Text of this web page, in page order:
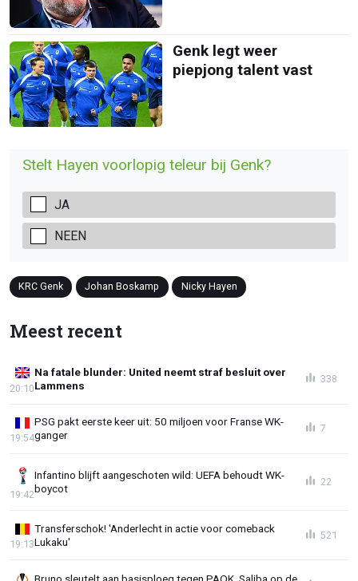
Genk legt weer
piepjong talent vast
Stelt Hayen voorlopig teleur bij Genk?
JA
NEEN
KRC Genk Johan Boskamp Nicky Hayen
Meest recent
Na fatale blunder: United neemt straf besluit over
Lammens
20:10
338
PSG pakt eerste keer uit: 50 miljoen voor Franse WK-
ganger
19:54
7
Infantino blijft aangeschoten wild: UEFA behoudt WK-
boycot
19:42
22
Transferschok! 'Anderlecht in actie voor comeback
Lukaku'
19:13
521